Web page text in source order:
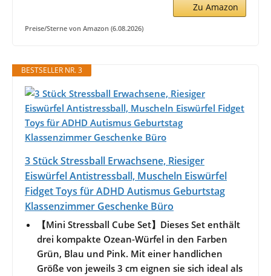
Zu Amazon
Preise/Sterne von Amazon (6.08.2026)
BESTSELLER NR. 3
3 Stück Stressball Erwachsene, Riesiger
Eiswürfel Antistressball, Muscheln Eiswürfel
Fidget Toys für ADHD Autismus Geburtstag
Klassenzimmer Geschenke Büro
【Mini Stressball Cube Set】Dieses Set enthält
drei kompakte Ozean-Würfel in den Farben
Grün, Blau und Pink. Mit einer handlichen
Größe von jeweils 3 cm eignen sie sich ideal als